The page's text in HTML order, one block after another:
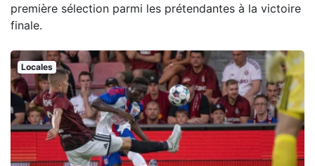
première sélection parmi les prétendantes à la victoire
finale.
Locales